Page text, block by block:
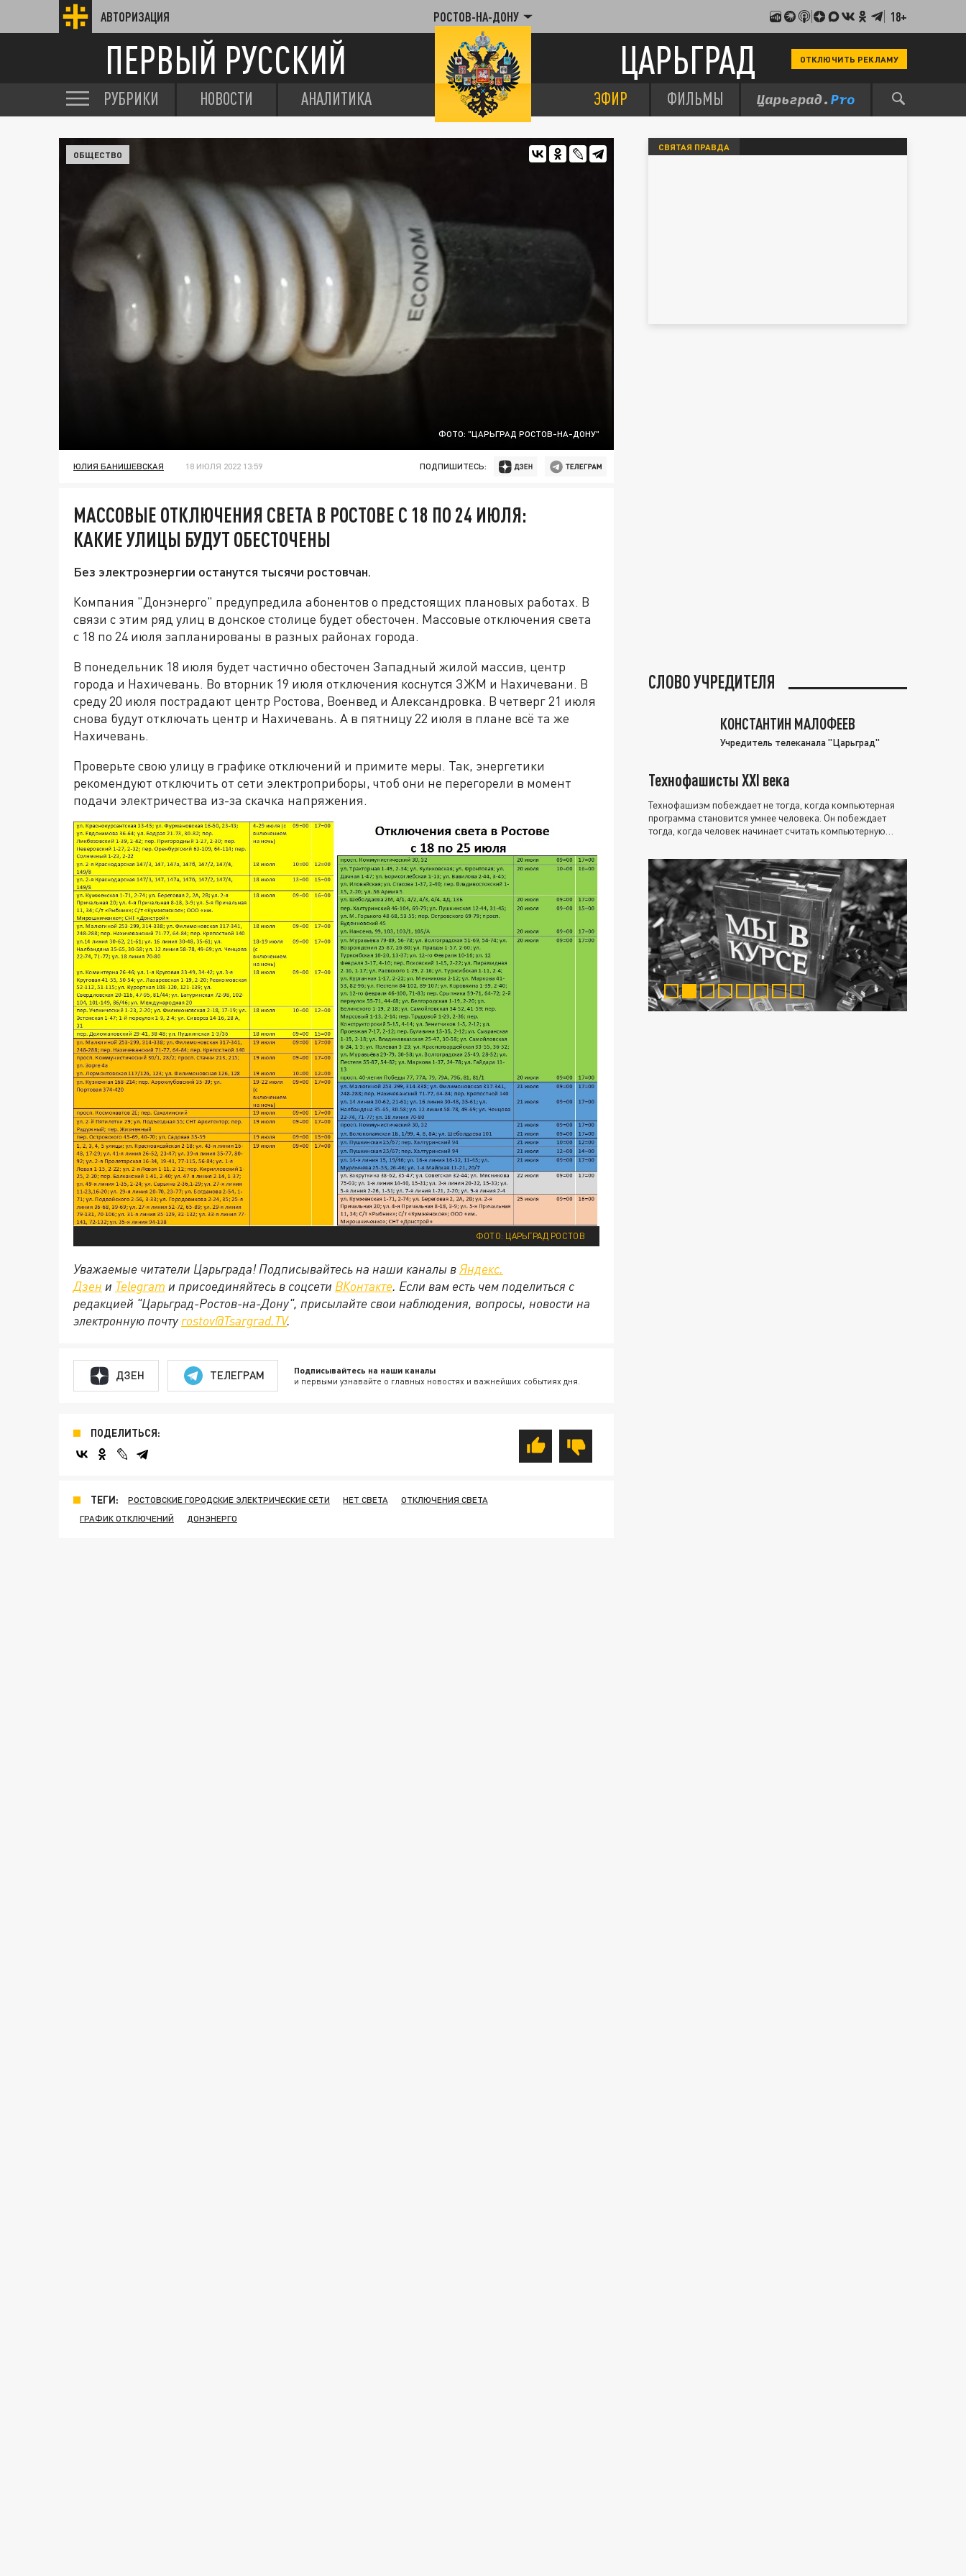
АВТОРИЗАЦИЯ РОСТОВ-НА-ДОНУ 18+
ПЕРВЫЙ РУССКИЙ ЦАРЬГРАД ОТКЛЮЧИТЬ РЕКЛАМУ
РУБРИКИ НОВОСТИ АНАЛИТИКА ЭФИР ФИЛЬМЫ
ФОТО: "ЦАРЬГРАД РОСТОВ-НА-ДОНУ"
ОБЩЕСТВО
ЮЛИЯ БАНИШЕВСКАЯ 18 ИЮЛЯ 2022 13:59 ПОДПИШИТЕСЬ:
МАССОВЫЕ ОТКЛЮЧЕНИЯ СВЕТА В РОСТОВЕ С 18 ПО 24 ИЮЛЯ:
КАКИЕ УЛИЦЫ БУДУТ ОБЕСТОЧЕНЫ
Без электроэнергии останутся тысячи ростовчан.
Компания "Донэнерго" предупредила абонентов о предстоящих плановых работах. В
связи с этим ряд улиц в донское столице будет обесточен. Массовые отключения света
с 18 по 24 июля запланированы в разных районах города.
В понедельник 18 июля будет частично обесточен Западный жилой массив, центр
города и Нахичевань. Во вторник 19 июля отключения коснутся ЗЖМ и Нахичевани. В
среду 20 июля пострадают центр Ростова, Военвед и Александровка. В четверг 21 июля
снова будут отключать центр и Нахичевань. А в пятницу 22 июля в плане всё та же
Нахичевань.
Проверьте свою улицу в графике отключений и примите меры. Так, энергетики
рекомендуют отключить от сети электроприборы, чтоб они не перегорели в момент
подачи электричества из-за скачка напряжения.
ФОТО: ЦАРЬГРАД РОСТОВ
Уважаемые читатели Царьграда! Подписывайтесь на наши каналы вЯндекс.
Дзен и Telegram и присоединяйтесь в соцсети ВКонтакте. Если вам есть чем поделиться с
редакцией "Царьград-Ростов-на-Дону", присылайте свои наблюдения, вопросы, новости на
электронную почту rostov@Tsargrad.ТV.
ДЗЕН ТЕЛЕГРАМ Подписывайтесь на наши каналы
и первыми узнавайте о главных новостях и важнейших событиях дня.
ПОДЕЛИТЬСЯ:
ТЕГИ: РОСТОВСКИЕ ГОРОДСКИЕ ЭЛЕКТРИЧЕСКИЕ СЕТИ НЕТ СВЕТА
ОТКЛЮЧЕНИЯ СВЕТА
ГРАФИК ОТКЛЮЧЕНИЙ
ДОНЭНЕРГО
СВЯТАЯ ПРАВДА
СЛОВО УЧРЕДИТЕЛЯ
КОНСТАНТИН МАЛОФЕЕВ
Учредитель телеканала "Царьград"
Технофашисты XXI века
Технофашизм побеждает не тогда, когда компьютерная
программа становится умнее человека. Он побеждает
тогда, когда человек начинает считать компьютерную